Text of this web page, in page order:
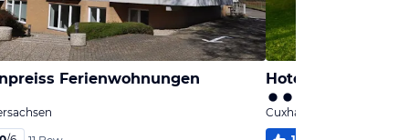
Ferienwohnungen Hotel
Cuxhaven, Niedersachsen